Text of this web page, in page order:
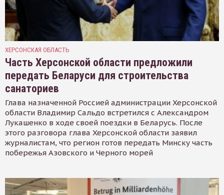
ХЕРСОНСКАЯ ОБЛАСТЬ
Часть Херсонской области предложили
передать Беларуси для строительства
санаториев
Глава назначенной Россией администрации Херсонской
области Владимир Сальдо встретился с Александром
Лукашенко в ходе своей поездки в Беларусь. После
этого разговора глава Херсонской области заявил
журналистам, что регион готов передать Минску часть
побережья Азовского и Черного морей